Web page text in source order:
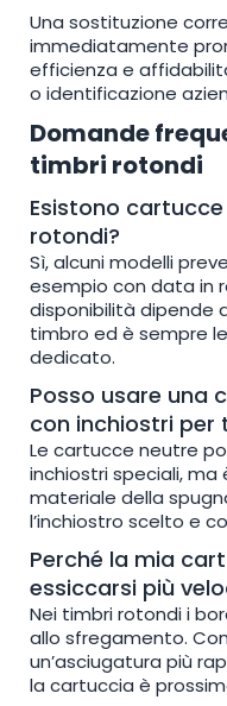
Una sostituzione
immediatamente
efficienza e
o identificazione
Domande
timbri rotondi
Esistono
rotondi?
Sì, alcuni modelli
esempio con data in
disponibilità dipende
timbro ed è sempre
dedicato.
Posso usare una
con inchiostri per
Le cartucce neutre
inchiostri speciali,
materiale della
l’inchiostro scelto e
Perché la mia
essiccarsi più
Nei timbri rotondi i
allo sfregamento.
un’asciugatura più
la cartuccia è